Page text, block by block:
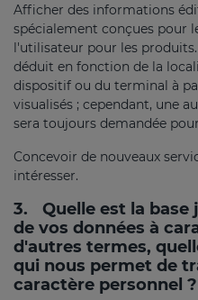
Afficher des informations
spécialement conçues pour
l'utilisateur pour les
déduit en fonction de la
dispositif ou du terminal à
visualisés ; cependant, une
sera toujours demandée
Concevoir de nouveaux
intéresser.
3.
Quelle est la
de vos données à
d'autres termes,
qui nous permet de
caractère personnel ?